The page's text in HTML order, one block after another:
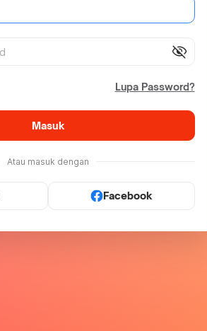
visibility_off
Lupa Password?
Masuk
Atau masuk dengan
Facebook